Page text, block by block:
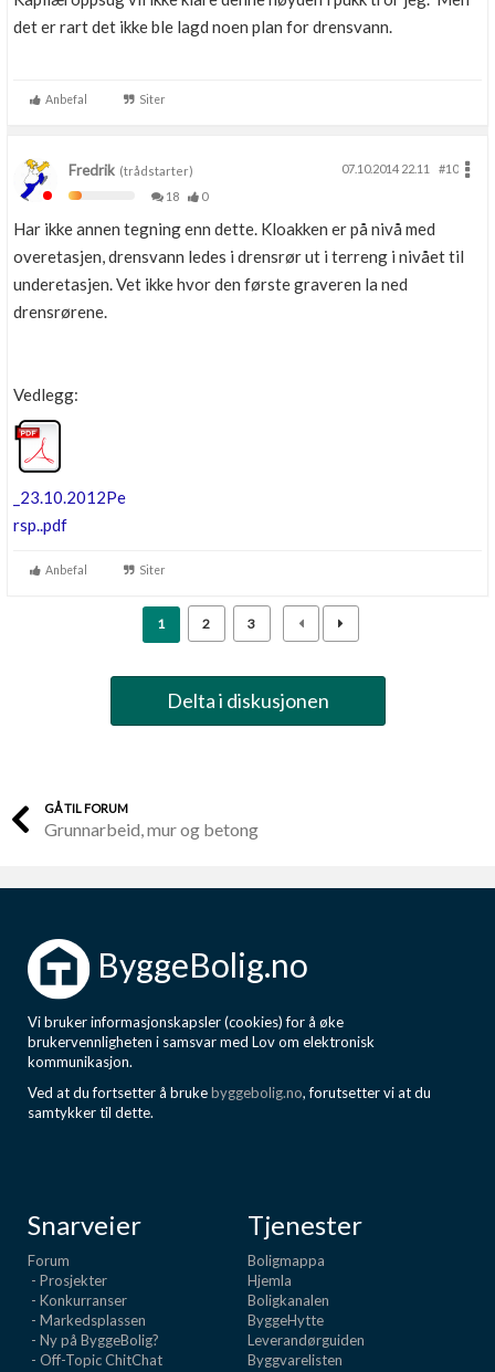
det er rart det ikke ble lagd noen plan for drensvann.
Anbefal Siter
Fredrik (trådstarter) 07.10.2014 22.11
#10
18
0
Har ikke annen tegning enn dette. Kloakken er på nivå med
overetasjen, drensvann ledes i drensrør ut i terreng i nivået til
underetasjen. Vet ikke hvor den første graveren la ned
drensrørene.
Vedlegg:
_23.10.2012Pe
rsp..pdf
Anbefal Siter
1 2 3
Delta i diskusjonen
GÅ TIL FORUM
Grunnarbeid, mur og betong
ByggeBolig.no
Vi bruker informasjonskapsler (cookies) for å øke
brukervennligheten i samsvar med Lov om elektronisk
kommunikasjon.
Ved at du fortsetter å brukebyggebolig.no, forutsetter vi at du
samtykker til dette.
Snarveier
Forum
- Prosjekter
- Konkurranser
- Markedsplassen
- Ny på ByggeBolig?
- Off-Topic ChitChat
Tjenester
Boligmappa
Hjemla
Boligkanalen
ByggeHytte
Leverandørguiden
Byggvarelisten